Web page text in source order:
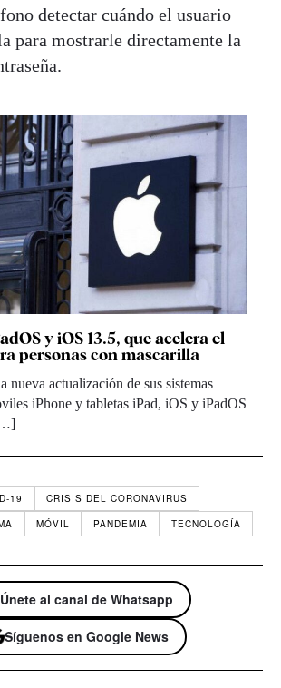
detectar cuándo el usuario
para mostrarle directamente la
y iOS 13.5, que acelera el
personas con mascarilla
nueva actualización de sus sistemas
iPhone y tabletas iPad, iOS y iPadOS
19
CRISIS DEL CORONAVIRUS
MÓVIL PANDEMIA TECNOLOGÍA
Únete al canal de Whatsapp
Síguenos en Google News